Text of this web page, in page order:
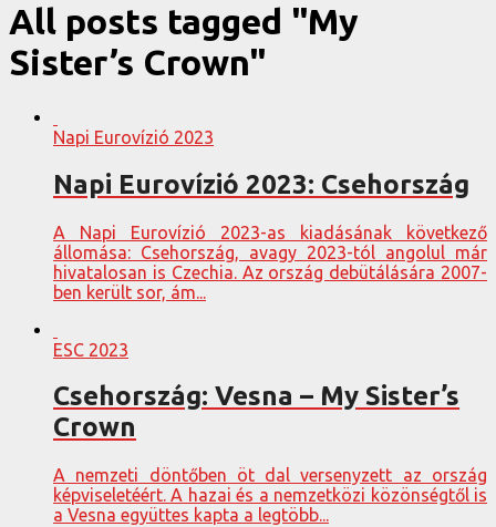
All posts tagged "My
Sister’s Crown"
Napi Eurovízió 2023
Napi Eurovízió 2023: Csehország
A Napi Eurovízió 2023-as kiadásának következő
állomása: Csehország, avagy 2023-tól angolul már
hivatalosan is Czechia. Az ország debütálására 2007-
ben került sor, ám...
ESC 2023
Csehország: Vesna – My Sister’s
Crown
A nemzeti döntőben öt dal versenyzett az ország
képviseletéért. A hazai és a nemzetközi közönségtől is
a Vesna együttes kapta a legtöbb...